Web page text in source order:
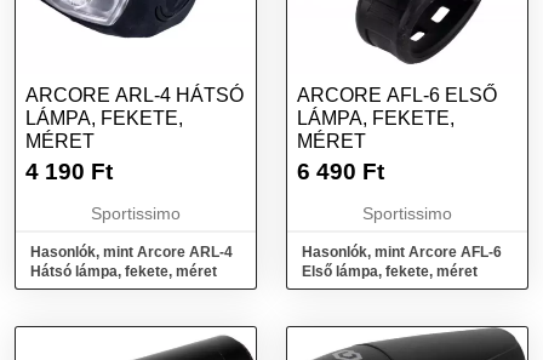
ARCORE ARL-4 HÁTSÓ
LÁMPA, FEKETE,
MÉRET
4 190 Ft
Sportissimo
Hasonlók, mint Arcore ARL-4
Hátsó lámpa, fekete, méret
ARCORE AFL-6 ELSŐ
LÁMPA, FEKETE,
MÉRET
6 490 Ft
Sportissimo
Hasonlók, mint Arcore AFL-6
Első lámpa, fekete, méret